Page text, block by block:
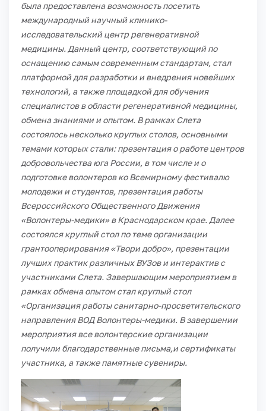
была предоставлена возможность посетить
международный научный клинико-
исследовательский центр регенеративной
медицины. Данный центр, соответствующий по
оснащению самым современным стандартам, стал
платформой для разработки и внедрения новейших
технологий, а также площадкой для обучения
специалистов в области регенеративной медицины,
обмена знаниями и опытом. В рамках Слета
состоялось несколько круглых столов, основными
темами которых стали: презентация о работе центров
добровольчества юга России, в том числе и о
подготовке волонтеров ко Всемирному фестивалю
молодежи и студентов, презентация работы
Всероссийского Общественного Движения
«Волонтеры-медики» в Краснодарском крае. Далее
состоялся круглый стол по теме организации
грантооперирования «Твори добро», презентации
лучших практик различных ВУЗов и интерактив с
участниками Слета. Завершающим мероприятием в
рамках обмена опытом стал круглый стол
«Организация работы санитарно-просветительского
направления ВОД Волонтеры-медики. В завершении
мероприятия все волонтерские организации
получили благодарственные письма,и сертификаты
участника, а также памятные сувениры.